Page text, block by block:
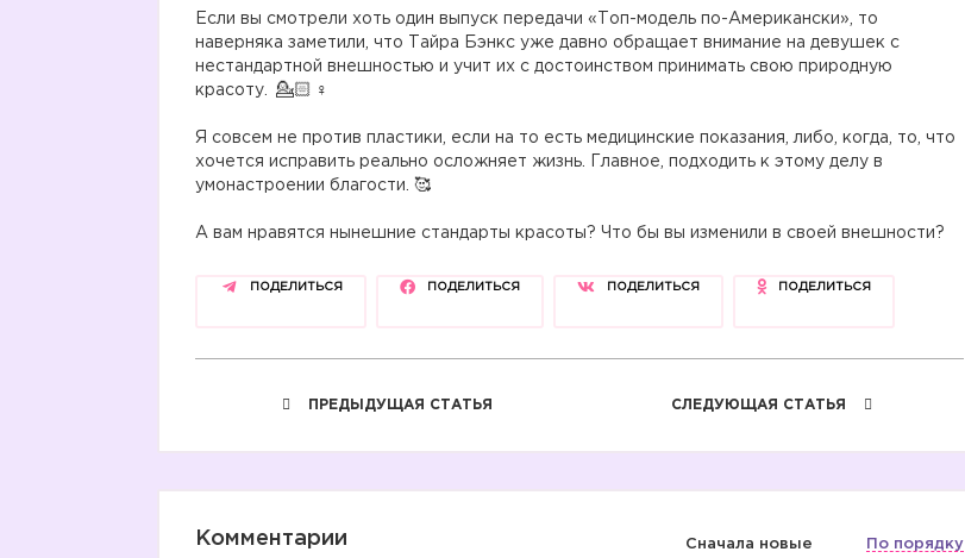
Если вы смотрели хоть один выпуск передачи «Топ-модель по-Американски», то
наверняка заметили, что Тайра Бэнкс уже давно обращает внимание на девушек с
нестандартной внешностью и учит их с достоинством принимать свою природную
красоту.
‍♀
Я совсем не против пластики, если на то есть медицинские показания, либо, когда, то, что
хочется исправить реально осложняет жизнь. Главное, подходить к этому делу в
умонастроении благости. 🥰
А вам нравятся нынешние стандарты красоты? Что бы вы изменили в своей внешности?
ПОДЕЛИТЬСЯ ПОДЕЛИТЬСЯ ПОДЕЛИТЬСЯ ПОДЕЛИТЬСЯ
ПРЕДЫДУЩАЯ СТАТЬЯ СЛЕДУЮЩАЯ СТАТЬЯ
Комментарии Сначала новые По порядку